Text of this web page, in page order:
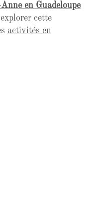
en Guadeloupe
cette
activités en